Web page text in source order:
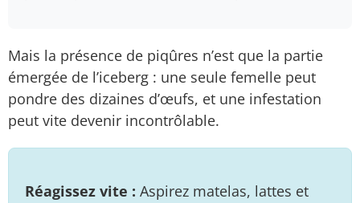
Mais la présence de piqûres n’est que la partie
émergée de l’iceberg : une seule femelle peut
pondre des dizaines d’œufs, et une infestation
peut vite devenir incontrôlable.
Réagissez vite : Aspirez matelas, lattes et